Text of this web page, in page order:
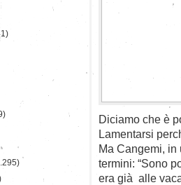
Diciamo che è
Lamentarsi
Ma Cangemi, in
termini: “Sono
era già alle